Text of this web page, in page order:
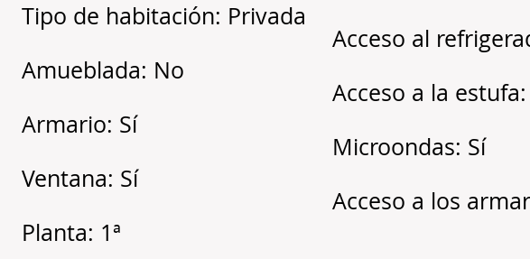
Tipo de habitación: Privada
Amueblada: No
Armario: Sí
Ventana: Sí
Planta: 1ª
Acceso al
Acceso a la estufa:
Microondas: Sí
Acceso a los